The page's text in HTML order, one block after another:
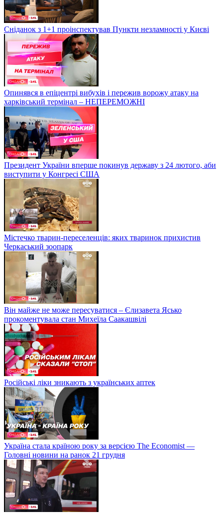
Сніданок з 1+1 проінспектував Пункти незламності у Києві
Опинявся в епіцентрі вибухів і пережив ворожу атаку на
харківський термінал – НЕПЕРЕМОЖНІ
Президент України вперше покинув державу з 24 лютого, аби
виступити у Конгресі США
Містечко тварин-переселенців: яких тваринок прихистив
Черкаський зоопарк
Він майже не може пересуватися – Єлизавета Ясько
прокоментувала стан Михеїла Саакашвілі
Російські ліки зникають з українських аптек
Україна стала країною року за версією The Economist —
Головні новини на ранок 21 грудня